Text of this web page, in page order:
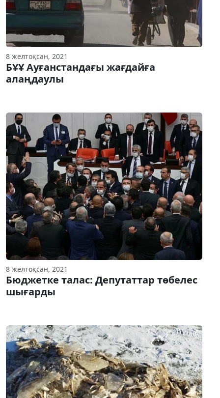
8 желтоқсан, 2021
БҰҰ Ауғанстандағы жағдайға
алаңдаулы
8 желтоқсан, 2021
Бюджетке талас: Депутаттар төбелес
шығарды